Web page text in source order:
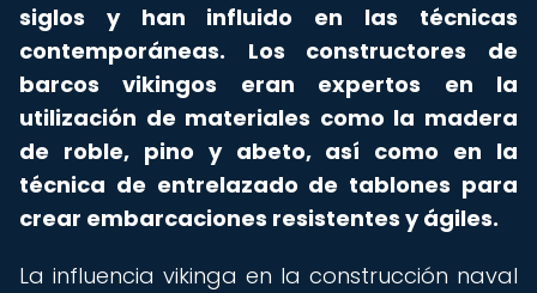
siglos y han influido en las técnicas
contemporáneas.
Los constructores de
barcos vikingos eran expertos en la
utilización de materiales como la madera
de roble, pino y abeto, así como en la
técnica de entrelazado de tablones para
crear embarcaciones resistentes y ágiles.
La influencia vikinga en la construcción naval